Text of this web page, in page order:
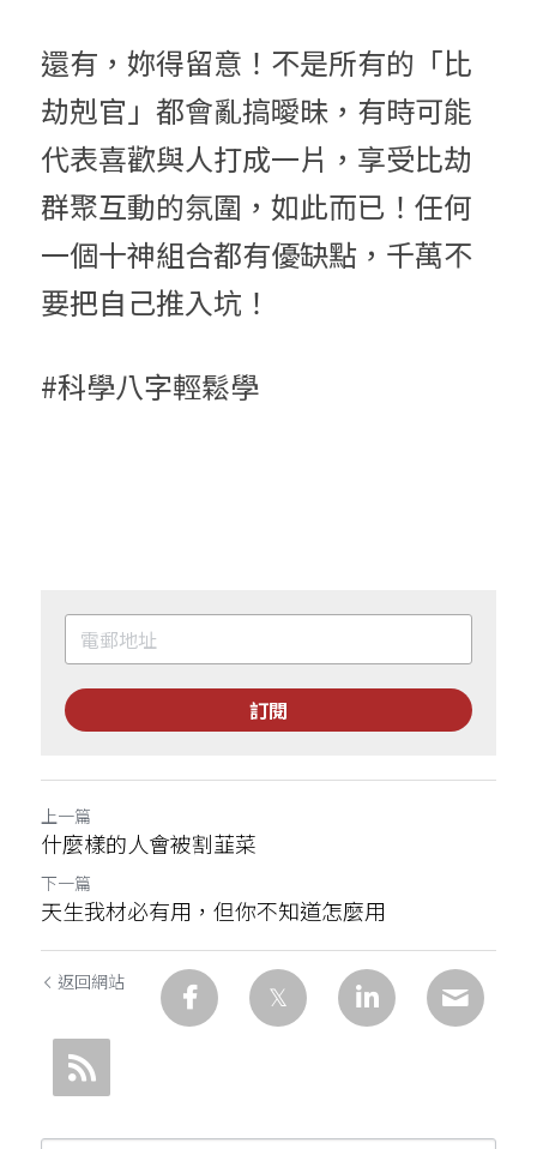
還有，妳得留意！不是所有的「比
劫剋官」都會亂搞曖昧，有時可能
代表喜歡與人打成一片，享受比劫
群聚互動的氛圍，如此而已！任何
一個十神組合都有優缺點，千萬不
要把自己推入坑！
#科學八字輕鬆學
訂閱
上一篇
什麼樣的人會被割韮菜
下一篇
天生我材必有用，但你不知道怎麼用
返回網站